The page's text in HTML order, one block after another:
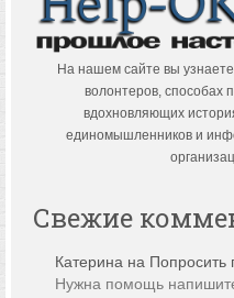
На нашем сайте вы
волонтеров, способах
вдохновляющих
единомышленников и
Свежие
Катерина на
Нужна помощь